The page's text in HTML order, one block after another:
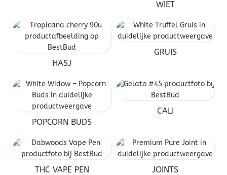
WIET
HASJ
GRUIS
POPCORN BUDS
CALI
THC VAPE PEN JOINTS